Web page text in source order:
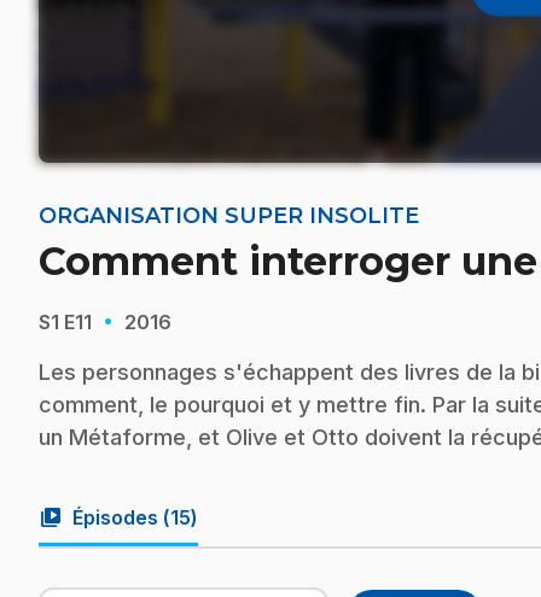
ORGANISATION SUPER INSOLITE
Comment interroger
S1 E11 · 2016
Les personnages s'échappent des livres de la
comment, le pourquoi et y mettre fin. Par la
un Métaforme, et Olive et Otto doivent la
video_library Épisodes (15)